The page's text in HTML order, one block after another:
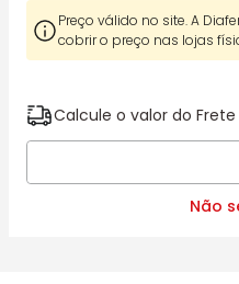
Preço válido no site. A
cobrir o preço nas lojas
Calcule o valor do
Não